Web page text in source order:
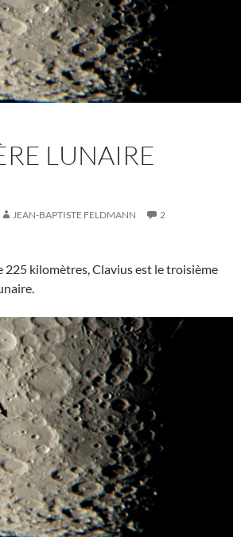
LUNAIRE
JEAN-BAPTISTE FELDMANN
2
225 kilomètres, Clavius est le troisième